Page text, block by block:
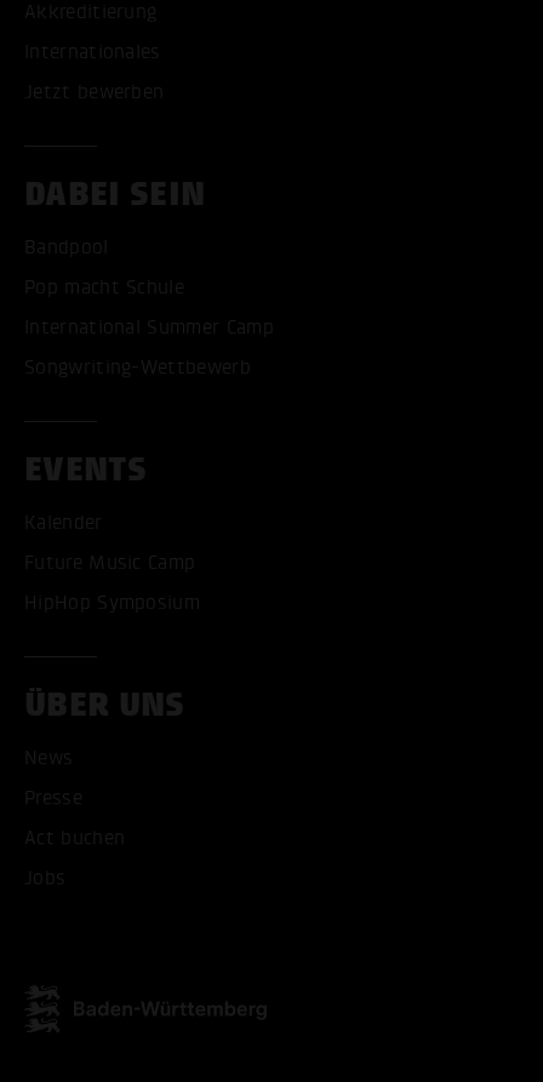
Akkreditierung
Internationales
Jetzt bewerben
DABEI SEIN
Bandpool
Pop macht Schule
International Summer Camp
Songwriting-Wettbewerb
EVENTS
Kalender
Future Music Camp
HipHop Symposium
ÜBER UNS
News
Presse
Act buchen
Jobs